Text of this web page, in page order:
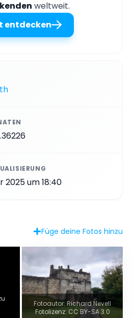
weltweit.
entdecken
2025 um 18:40
Füge deine Fotos hinzu
Fotoautor: Richard Nevell
Fotolizenz: CC BY-SA 3.0